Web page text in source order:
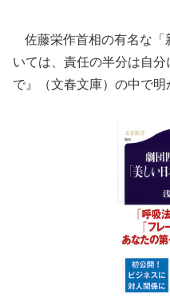
佐藤栄作首相の有名な「
いては、責任の半分は自
で』（文春文庫）の中で明